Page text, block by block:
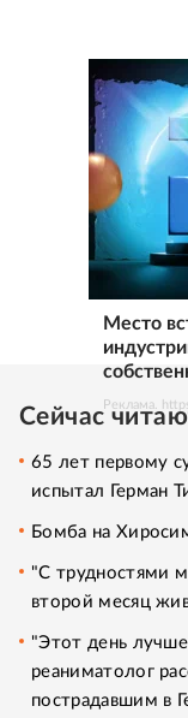
Место
Реклама.
Сейчас
65 лет первому
испытал Герман
Бомба на
"С трудностями
второй месяц
"Этот день
реаниматолог
пострадавшим в